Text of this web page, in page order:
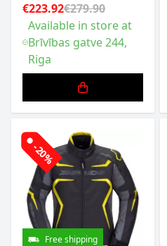
€223.92€279.90
Available in store at
Brīvības gatve 244,
Riga
-20%
Free shipping